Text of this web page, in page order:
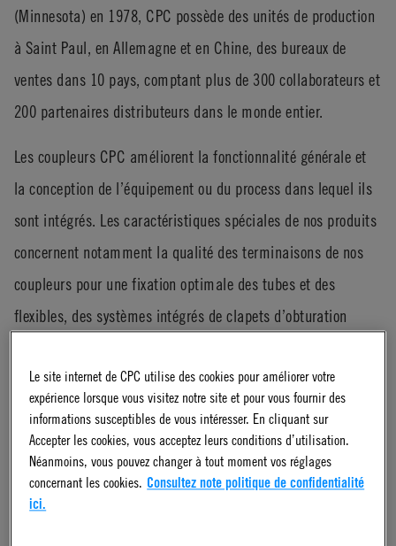
(Minnesota) en 1978, CPC possède des unités de production
à Saint Paul, en Allemagne et en Chine, des bureaux de
ventes dans 10 pays, comptant plus de 300 collaborateurs et
200 partenaires distributeurs dans le monde entier.
Les coupleurs CPC améliorent la fonctionnalité générale et
la conception de l’équipement ou du process dans lequel ils
sont intégrés. Les caractéristiques spéciales de nos produits
concernent notamment la qualité des terminaisons de nos
coupleurs pour une fixation optimale des tubes et des
flexibles, des systèmes intégrés de clapets d’obturation
interdit tout écoulement de liquide, et l’utilisation facile de
bouton-poussoir pour des connexions et des déconnexions
rapides.
CPC innove à la pointe de la technologie pour développer les
Le site internet de CPC utilise des cookies pour améliorer votre
expérience lorsque vous visitez notre site et pour vous fournir des
informations susceptibles de vous intéresser. En cliquant sur
Accepter les cookies, vous acceptez leurs conditions d’utilisation.
Néanmoins, vous pouvez changer à tout moment vos réglages
concernant les cookies. Consultez note politique de confidentialité
ici.